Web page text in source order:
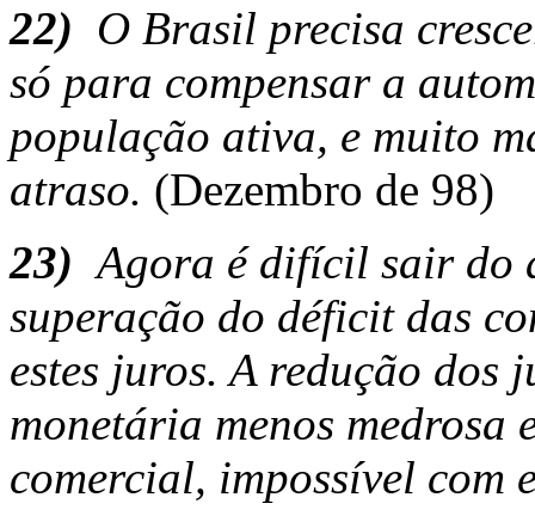
22) O Brasil precisa
só para compensar a
população ativa, e muito
atraso. (Dezembro de 98)
23) Agora é difícil sair do
superação do déficit das
estes juros. A redução dos
monetária menos medrosa
comercial, impossível com